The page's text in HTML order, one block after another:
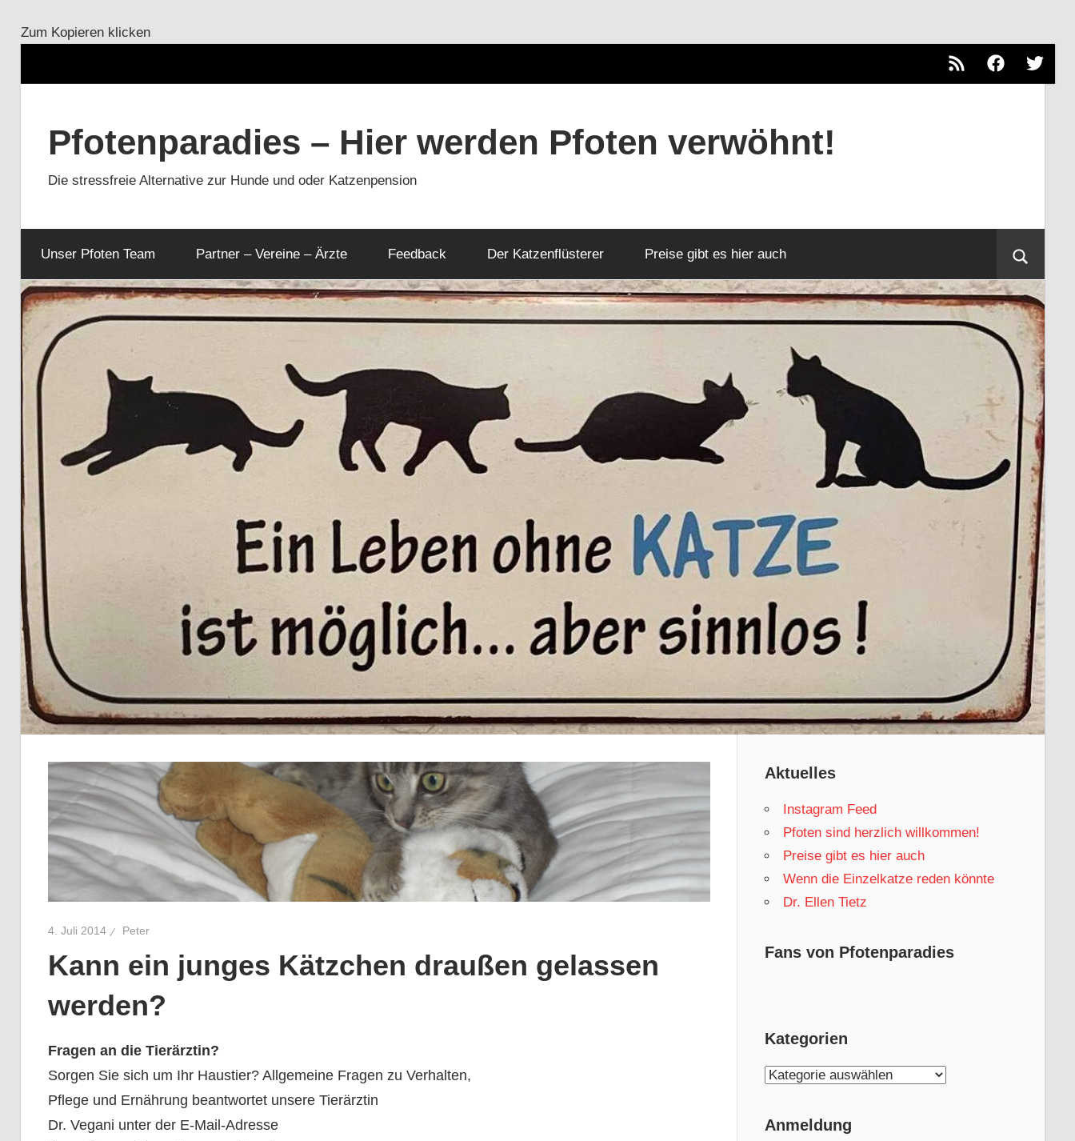
Zum Kopieren klicken
RSS FacebookTwitter
springenPfotenparadies – Hier werden Pfoten verwöhnt!
Die stressfreie Alternative zur Hunde und oder Katzenpension
Suche
Unser Pfoten Team Partner – Vereine – Ärzte Feedback Der Katzenflüsterer Preise gibt es hier auch
4. Juli 2014 Peter
Kann ein junges Kätzchen draußen gelassen
werden?
Fragen an die Tierärztin?
Sorgen Sie sich um Ihr Haustier? Allgemeine Fragen zu Verhalten,
Pflege und Ernährung beantwortet unsere Tierärztin
Dr. Vegani unter der E-Mail-Adresse
Aktuelles
Instagram Feed
Pfoten sind herzlich willkommen!
Preise gibt es hier auch
Wenn die Einzelkatze reden könnte
Dr. Ellen Tietz
Fans von Pfotenparadies
Kategorien
Kategorien
Anmeldung